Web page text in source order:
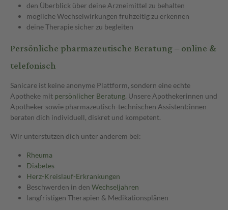
den Überblick über deine Arzneimittel zu behalten
mögliche Wechselwirkungen frühzeitig zu erkennen
deine Therapie sicher zu begleiten
Persönliche pharmazeutische Beratung – online &
telefonisch
Sanicare ist keine anonyme Plattform, sondern eine echte
Apotheke mit persönlicher Beratung. Unsere Apothekerinnen und
Apotheker sowie pharmazeutisch-technischen Assistent:innen
beraten dich individuell, diskret und kompetent.
Wir unterstützen dich unter anderem bei:
Rheuma
Diabetes
Herz-Kreislauf-Erkrankungen
Beschwerden in den Wechseljahren
langfristigen Therapien & Medikationsplänen